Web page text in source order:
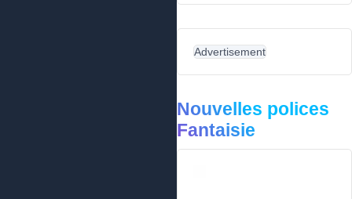
Advertisement
Nouvelles polices
Fantaisie